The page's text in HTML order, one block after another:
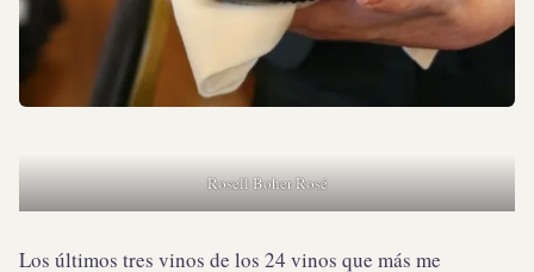
Rosell Boher Rosé
Los últimos tres vinos de los 24 vinos que más me